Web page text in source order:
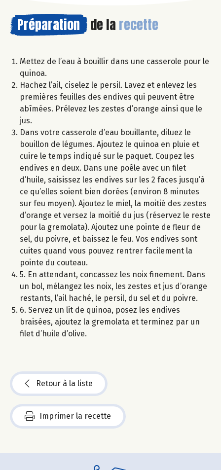
Préparation de la recette
Mettez de l’eau à bouillir dans une casserole pour le
quinoa.
Hachez l’ail, ciselez le persil. Lavez et enlevez les
premières feuilles des endives qui peuvent être
abîmées. Prélevez les zestes d’orange ainsi que le
jus.
Dans votre casserole d’eau bouillante, diluez le
bouillon de légumes. Ajoutez le quinoa en pluie et
cuire le temps indiqué sur le paquet. Coupez les
endives en deux. Dans une poêle avec un filet
d’huile, saisissez les endives sur les 2 faces jusqu’à
ce qu’elles soient bien dorées (environ 8 minutes
sur feu moyen). Ajoutez le miel, la moitié des zestes
d’orange et versez la moitié du jus (réservez le reste
pour la gremolata). Ajoutez une pointe de fleur de
sel, du poivre, et baissez le feu. Vos endives sont
cuites quand vous pouvez rentrer facilement la
pointe du couteau.
5. En attendant, concassez les noix finement. Dans
un bol, mélangez les noix, les zestes et jus d’orange
restants, l’ail haché, le persil, du sel et du poivre.
6. Servez un lit de quinoa, posez les endives
braisées, ajoutez la gremolata et terminez par un
filet d’huile d’olive.
Retour à la liste
Imprimer la recette